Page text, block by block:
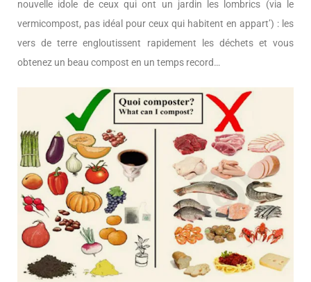
nouvelle idole de ceux qui ont un jardin les lombrics (via le
vermicompost, pas idéal pour ceux qui habitent en appart’) : les
vers de terre engloutissent rapidement les déchets et vous
obtenez un beau compost en un temps record…